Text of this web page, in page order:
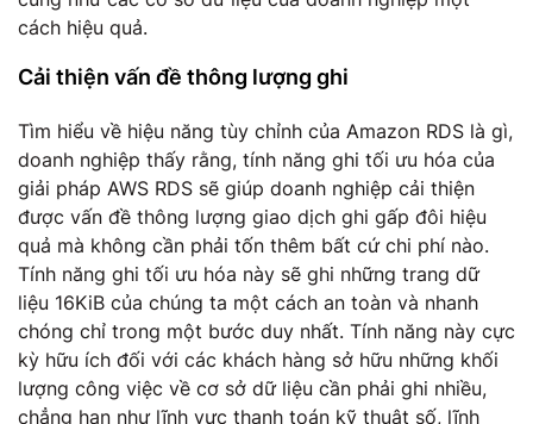
cách hiệu quả.
Cải thiện vấn đề thông lượng ghi
Tìm hiểu về hiệu năng tùy chỉnh của Amazon RDS là gì,
doanh nghiệp thấy rằng, tính năng ghi tối ưu hóa của
giải pháp AWS RDS sẽ giúp doanh nghiệp cải thiện
được vấn đề thông lượng giao dịch ghi gấp đôi hiệu
quả mà không cần phải tốn thêm bất cứ chi phí nào.
Tính năng ghi tối ưu hóa này sẽ ghi những trang dữ
liệu 16KiB của chúng ta một cách an toàn và nhanh
chóng chỉ trong một bước duy nhất. Tính năng này cực
kỳ hữu ích đối với các khách hàng sở hữu những khối
lượng công việc về cơ sở dữ liệu cần phải ghi nhiều,
chẳng hạn như lĩnh vực thanh toán kỹ thuật số, lĩnh